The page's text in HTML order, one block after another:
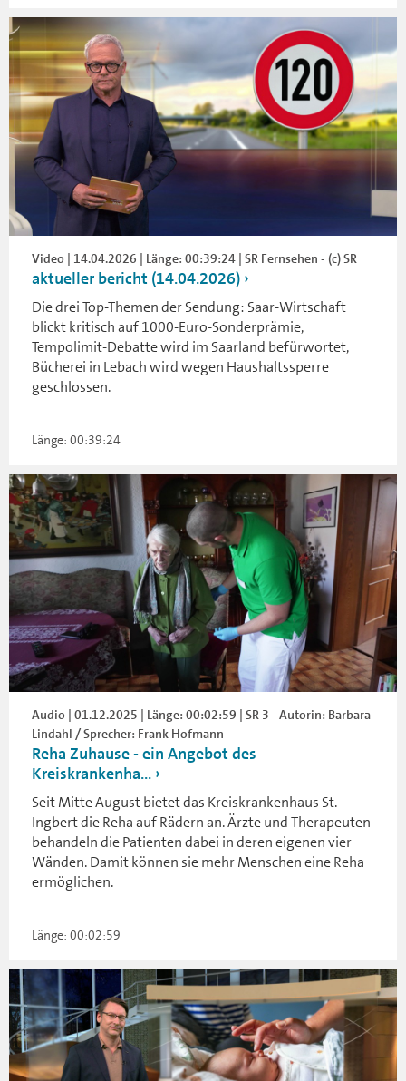
Video | 14.04.2026 | Länge: 00:39:24 | SR Fernsehen - (c) SR
aktueller bericht (14.04.2026)
Die drei Top-Themen der Sendung: Saar-Wirtschaft
blickt kritisch auf 1000-Euro-Sonderprämie,
Tempolimit-Debatte wird im Saarland befürwortet,
Bücherei in Lebach wird wegen Haushaltssperre
geschlossen.
Länge: 00:39:24
Audio | 01.12.2025 | Länge: 00:02:59 | SR 3 - Autorin: Barbara
Lindahl / Sprecher: Frank Hofmann
Reha Zuhause - ein Angebot des
Kreiskrankenha...
Seit Mitte August bietet das Kreiskrankenhaus St.
Ingbert die Reha auf Rädern an. Ärzte und Therapeuten
behandeln die Patienten dabei in deren eigenen vier
Wänden. Damit können sie mehr Menschen eine Reha
ermöglichen.
Länge: 00:02:59